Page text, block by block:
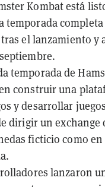
Kombat está
temporada
tras el lanzamiento y
temporada de
construir una
y desarrollar
dirigir un exchange
ficticio como
lanzaron